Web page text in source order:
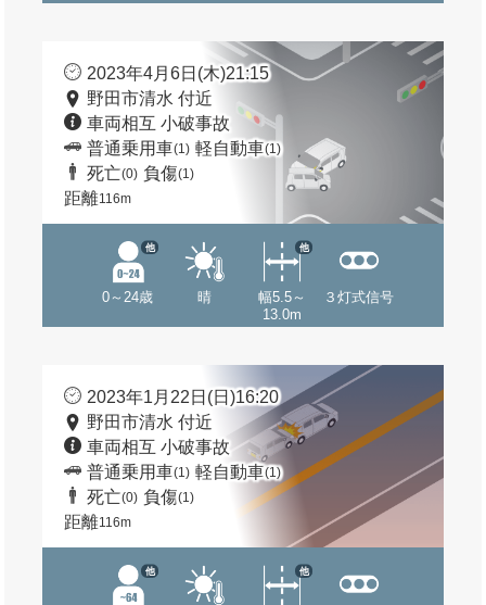
2023年4月6日(木)21:15
野田市清水 付近
車両相互 小破事故
普通乗用車(1) 軽自動車(1)
死亡(0) 負傷(1)
距離116m
0～24歳
他
晴
幅5.5～
13.0m
他
３灯式信号
2023年1月22日(日)16:20
野田市清水 付近
車両相互 小破事故
普通乗用車(1) 軽自動車(1)
死亡(0) 負傷(1)
距離116m
他 他